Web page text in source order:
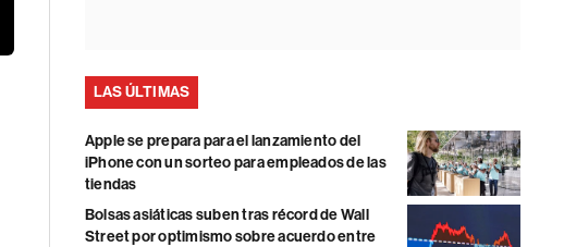
LAS ÚLTIMAS
Apple se prepara para el lanzamiento del
iPhone con un sorteo para empleados de las
tiendas
Bolsas asiáticas suben tras récord de Wall
Street por optimismo sobre acuerdo entre